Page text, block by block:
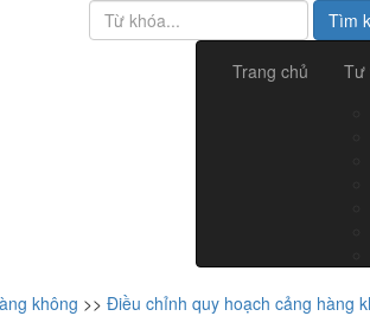
Trang chủ
Tư
không >> Điều chỉnh quy hoạch cảng hàng